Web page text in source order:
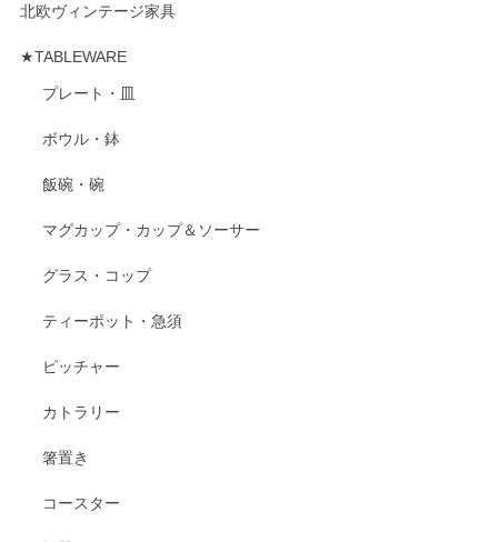
北欧ヴィンテージ家具
★TABLEWARE
プレート・皿
ボウル・鉢
飯碗・碗
マグカップ・カップ＆ソーサー
グラス・コップ
ティーポット・急須
ピッチャー
カトラリー
箸置き
コースター